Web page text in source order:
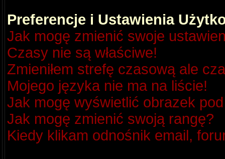
Preferencje i Ustawienia
Jak mogę zmienić swoje
Czasy nie są właściwe!
Zmieniłem strefę czasową ale
Mojego języka nie ma na liście!
Jak mogę wyświetlić obrazek
Jak mogę zmienić swoją rangę?
Kiedy klikam odnośnik email,